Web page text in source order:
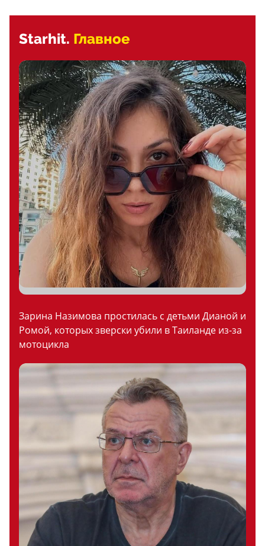
Starhit. Главное
Зарина Назимова простилась с детьми Дианой и
Ромой, которых зверски убили в Таиланде из-за
мотоцикла